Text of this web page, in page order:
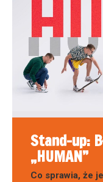
Stand-up:
„HUMAN”
Co sprawia, że